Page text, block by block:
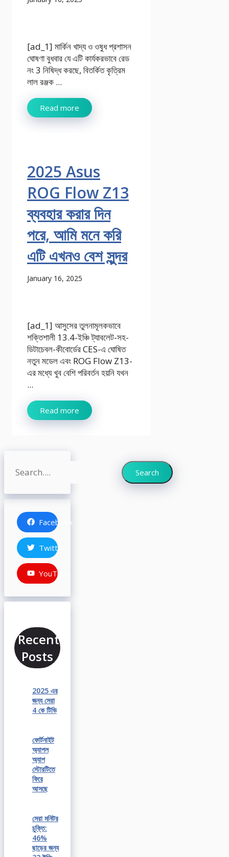
[ad_1] মার্কিন খাদ্য ও ওষুধ প্রশাসন
ঘোষণা বুধবার যে এটি কার্যকরভাবে রেড
নং 3 নিষিদ্ধ করছে, বিতর্কিত কৃত্রিম
লাল রঞ্জক ...
Read more
2025 Asus
ROG Flow Z13
ব্যবহার করার দিন
পরে, আমি মনে করি
এটি এখনও বেশ সুন্দর
January 16, 2025
[ad_1] আসুসের তুলনামূলকভাবে
শক্তিশালী 13.4-ইঞ্চি ট্যাবলেট-সহ-
ডিটাচেবল-কীবোর্ডের CES-এ ঘোষিত
নতুন মডেল এবং ROG Flow Z13-
এর মধ্যে খুব বেশি পরিবর্তন হয়নি যখন
...
Read more
Search Search
Facebook
Twitter
YouTube
Recent
Posts
2025 এর
জন্য সেরা
4 কে টিভি
ফোর্টনাইট
অ্যাপল
অ্যাপ
স্টোরটিতে
ফিরে
আসছে
সেরা মনিটর
চুক্তি:
46%
ছাড়ের জন্য